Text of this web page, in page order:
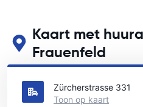
Kaart met
Frauenfeld
Zie onze belangrijkste
Zürcherstrasse 331
Toon op kaart